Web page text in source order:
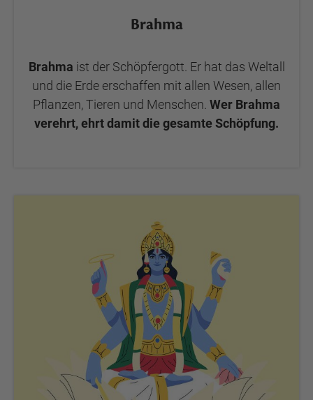
Brahma
Brahma ist der Schöpfergott. Er hat das Weltall
und die Erde erschaffen mit allen Wesen, allen
Pflanzen, Tieren und Menschen. Wer Brahma
verehrt, ehrt damit die gesamte Schöpfung.